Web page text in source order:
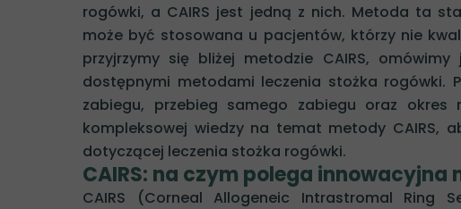
rogówki, a CAIRS jest jedną z nich. Metoda ta
może być stosowana u pacjentów, którzy nie
przyjrzymy się bliżej metodzie CAIRS,
dostępnymi metodami leczenia stożka rogówki.
zabiegu, przebieg samego zabiegu oraz okres
kompleksowej wiedzy na temat metody CAIRS,
dotyczącej leczenia stożka rogówki.
CAIRS: na czym polega
CAIRS (Corneal Allogeneic Intrastromal Ring